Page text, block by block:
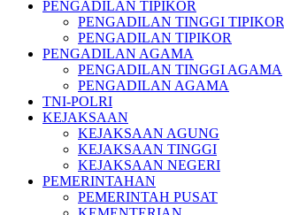
PENGADILAN TIPIKOR
PENGADILAN TINGGI TIPIKOR
PENGADILAN TIPIKOR
PENGADILAN AGAMA
PENGADILAN TINGGI AGAMA
PENGADILAN AGAMA
TNI-POLRI
KEJAKSAAN
KEJAKSAAN AGUNG
KEJAKSAAN TINGGI
KEJAKSAAN NEGERI
PEMERINTAHAN
PEMERINTAH PUSAT